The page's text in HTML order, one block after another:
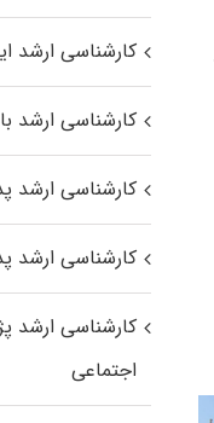
کارشناسی ارشد
کارشناسی ارشد
کارشناسی ارشد
کارشناسی ارشد
کارشناسی ارشد
اجتماعی